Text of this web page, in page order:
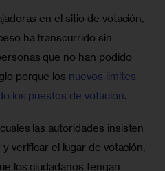
en el sitio de votación,
ha transcurrido sin
que no han podido
porque los nuevos límites
los puestos de votación.
las autoridades insisten
verificar el lugar de votación,
los ciudadanos tengan